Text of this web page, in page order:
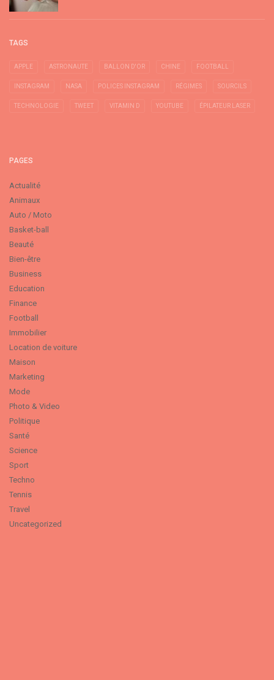
TAGS
APPLE ASTRONAUTE BALLON D'OR CHINE FOOTBALL
INSTAGRAM NASA POLICES INSTAGRAM RÉGIMES SOURCILS
TECHNOLOGIE TWEET VITAMIN D YOUTUBE ÉPILATEUR LASER
PAGES
Actualité
Animaux
Auto / Moto
Basket-ball
Beauté
Bien-être
Business
Education
Finance
Football
Immobilier
Location de voiture
Maison
Marketing
Mode
Photo & Video
Politique
Santé
Science
Sport
Techno
Tennis
Travel
Uncategorized